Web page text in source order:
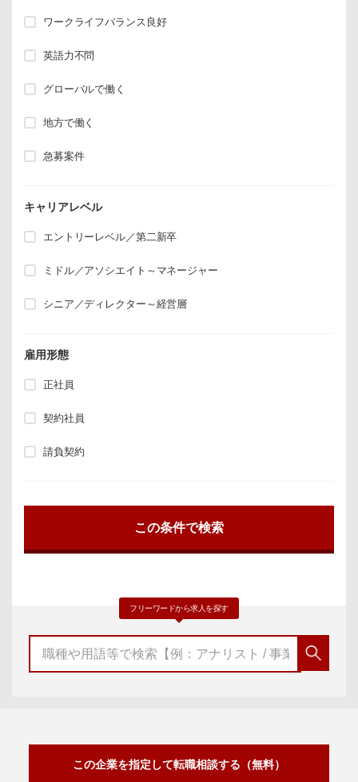
ワークライフバランス良好
英語力不問
グローバルで働く
地方で働く
急募案件
キャリアレベル
エントリーレベル／第二新卒
ミドル／アソシエイト～マネージャー
シニア／ディレクター～経営層
雇用形態
正社員
契約社員
請負契約
フリーワードから求人を探す
この企業を指定して転職相談する（無料）